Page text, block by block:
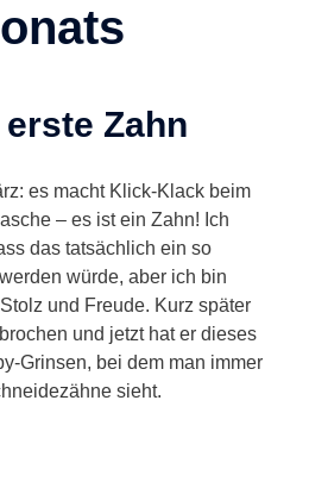
erste Zahn
es macht Klick-Klack beim
– es ist ein Zahn! Ich
das tatsächlich ein so
würde, aber ich bin
und Freude. Kurz später
und jetzt hat er dieses
Grinsen, bei dem man immer
sieht.